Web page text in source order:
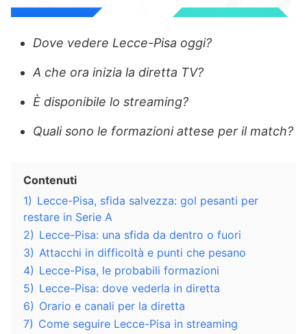
Dove vedere Lecce-Pisa oggi?
A che ora inizia la diretta TV?
È disponibile lo streaming?
Quali sono le formazioni attese per il match?
Contenuti
1) Lecce-Pisa, sfida salvezza: gol pesanti per
restare in Serie A
2) Lecce-Pisa: una sfida da dentro o fuori
3) Attacchi in difficoltà e punti che pesano
4) Lecce-Pisa, le probabili formazioni
5) Lecce-Pisa: dove vederla in diretta
6) Orario e canali per la diretta
7) Come seguire Lecce-Pisa in streaming